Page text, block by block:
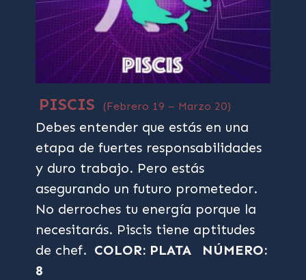
PISCIS (Febrero 19 – Marzo 20)
Debes entender que estás en una
etapa de fuertes responsabilidades
y duro trabajo. Pero estás
asegurando un futuro prometedor.
No derroches tu energía porque la
necesitarás. Piscis tiene aptitudes
de chef. COLOR: PLATA
NÚMERO:
8